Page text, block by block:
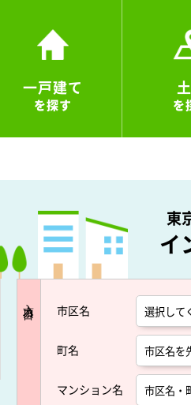
一戸建て
を探す を
東
イ
市区名
町名
マンション名